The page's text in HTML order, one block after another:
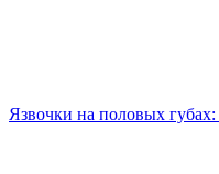
Язвочки на половых